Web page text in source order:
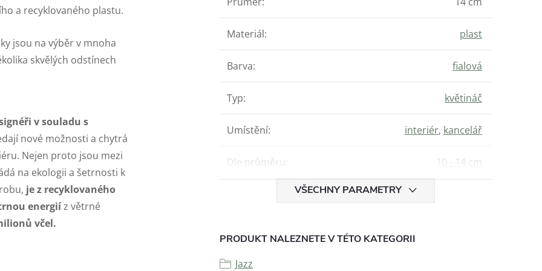
a recyklovaného plastu.
jsou na výběr v mnoha
skvělých odstínech
v souladu s
nové možnosti a chytrá
Nejen proto jsou mezi
na ekologii a šetrnosti k
je z recyklovaného
energiíz větrné
včel.
Materiál: plast
Barva: fialová
Typ: květináč
Umístění: interiér, kancelář
Dle průměru: 10 - 14 cm
VŠECHNY PARAMETRY
PRODUKT NALEZNETE V TÉTO KATEGORII
Jazz